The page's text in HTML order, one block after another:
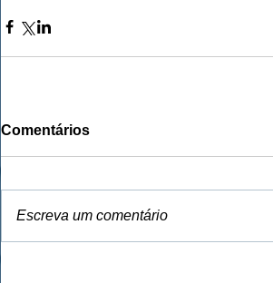
Comentários
Escreva um comentário